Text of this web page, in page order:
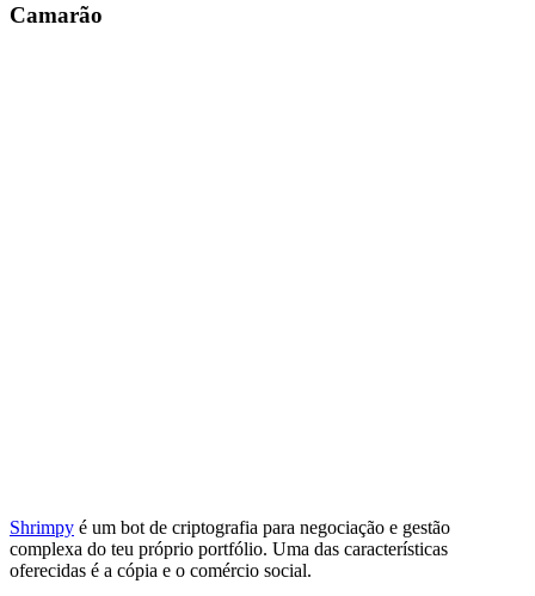
Camarão
Shrimpy é um bot de criptografia para negociação e gestão
complexa do teu próprio portfólio. Uma das características
oferecidas é a cópia e o comércio social.